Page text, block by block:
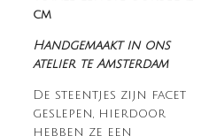
cm
Handgemaakt in ons
atelier te Amsterdam
De steentjes zijn facet
geslepen, hierdoor
hebben ze een